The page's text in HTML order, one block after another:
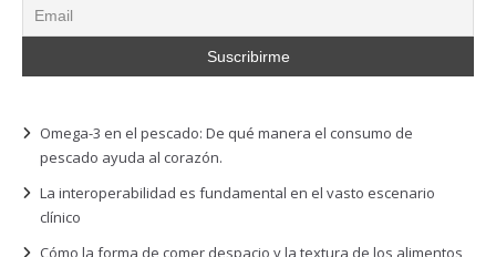
Omega-3 en el pescado: De qué manera el consumo de
pescado ayuda al corazón.
La interoperabilidad es fundamental en el vasto escenario
clínico
Cómo la forma de comer despacio y la textura de los alimentos